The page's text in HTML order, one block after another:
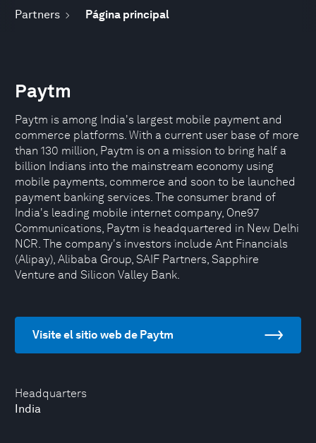
Partners Página principal
Headquarters
India
Paytm
Paytm is among India's largest mobile payment and
commerce platforms. With a current user base of more
than 130 million, Paytm is on a mission to bring half a
billion Indians into the mainstream economy using
mobile payments, commerce and soon to be launched
payment banking services. The consumer brand of
India's leading mobile internet company, One97
Communications, Paytm is headquartered in New Delhi
NCR. The company's investors include Ant Financials
(Alipay), Alibaba Group, SAIF Partners, Sapphire
Venture and Silicon Valley Bank.
Visite el sitio web de Paytm